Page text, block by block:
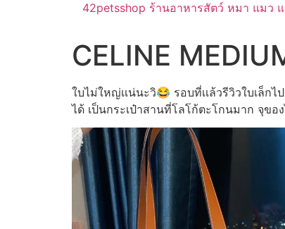
42petsshop ร้านอาหารสัตว์ หมา แมว
CELINE
ใบไม่ใหญ่เเน่นะวิ😂 รอบที่เเล้วรีวิวใบเล็ก
ได้ เป็นกระเป๋าสานที่โลโก้ตะโกนมาก จุขอ